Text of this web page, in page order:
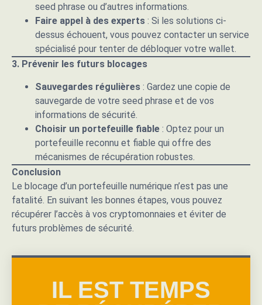
seed phrase ou d’autres informations.
Faire appel à des experts : Si les solutions ci-
dessus échouent, vous pouvez contacter un service
spécialisé pour tenter de débloquer votre wallet.
3. Prévenir les futurs blocages
Sauvegardes régulières : Gardez une copie de
sauvegarde de votre seed phrase et de vos
informations de sécurité.
Choisir un portefeuille fiable : Optez pour un
portefeuille reconnu et fiable qui offre des
mécanismes de récupération robustes.
Conclusion
Le blocage d’un portefeuille numérique n’est pas une
fatalité. En suivant les bonnes étapes, vous pouvez
récupérer l’accès à vos cryptomonnaies et éviter de
futurs problèmes de sécurité.
IL EST TEMPS